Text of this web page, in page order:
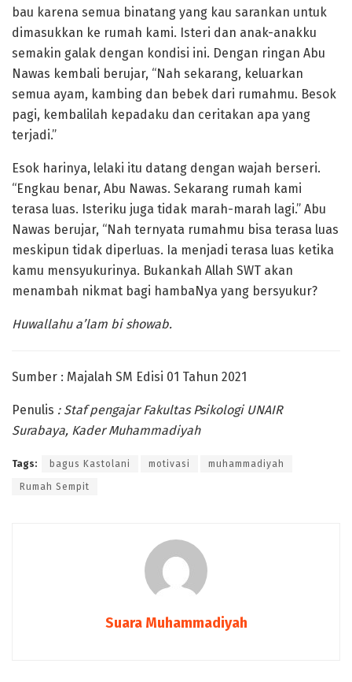
bau karena semua binatang yang kau sarankan untuk
dimasukkan ke rumah kami. Isteri dan anak-anakku
semakin galak dengan kondisi ini. Dengan ringan Abu
Nawas kembali berujar, “Nah sekarang, keluarkan
semua ayam, kambing dan bebek dari rumahmu. Besok
pagi, kembalilah kepadaku dan ceritakan apa yang
terjadi.”
Esok harinya, lelaki itu datang dengan wajah berseri.
“Engkau benar, Abu Nawas. Sekarang rumah kami
terasa luas. Isteriku juga tidak marah-marah lagi.” Abu
Nawas berujar, “Nah ternyata rumahmu bisa terasa luas
meskipun tidak diperluas. Ia menjadi terasa luas ketika
kamu mensyukurinya. Bukankah Allah SWT akan
menambah nikmat bagi hambaNya yang bersyukur?
Huwallahu a’lam bi showab.
Sumber : Majalah SM Edisi 01 Tahun 2021
Penulis : Staf pengajar Fakultas Psikologi UNAIR
Surabaya, Kader Muhammadiyah
Tags: bagus Kastolani motivasi muhammadiyah
Rumah Sempit
Suara Muhammadiyah